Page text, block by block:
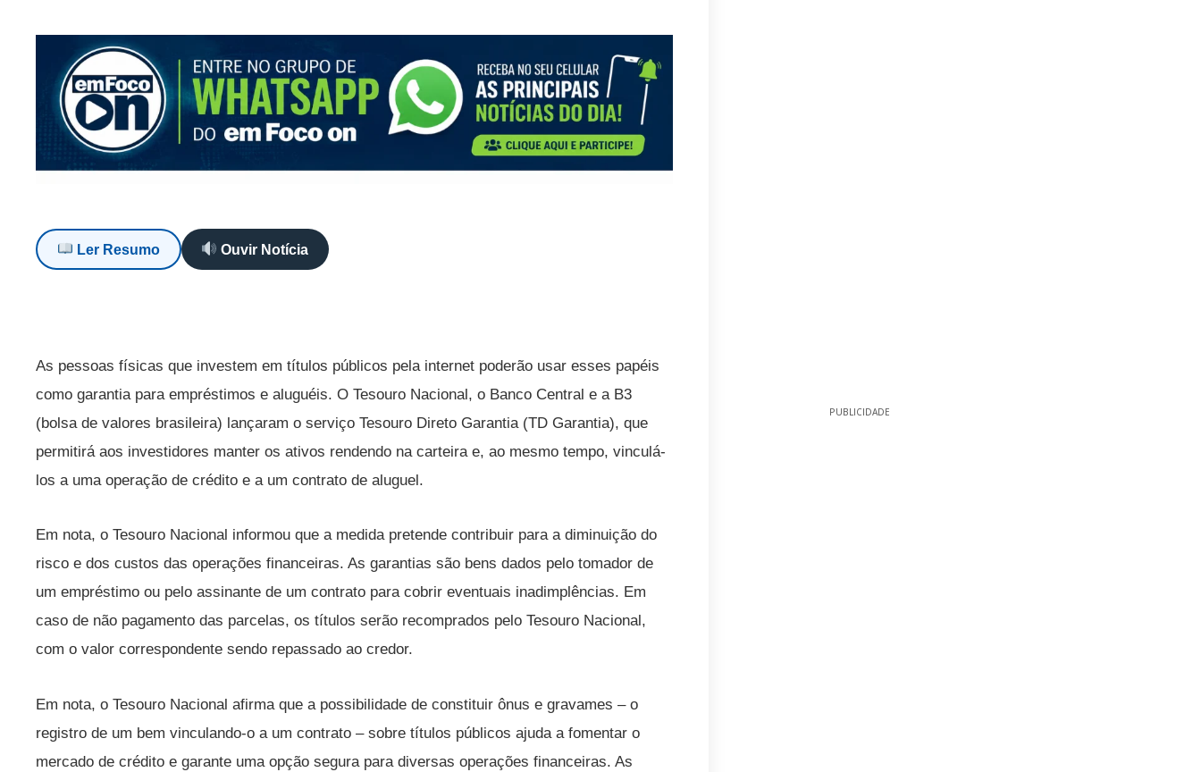
Ler Resumo Ouvir Notícia
As pessoas físicas que investem em títulos públicos pela internet poderão usar esses papéis
como garantia para empréstimos e aluguéis. O Tesouro Nacional, o Banco Central e a B3
(bolsa de valores brasileira) lançaram o serviço Tesouro Direto Garantia (TD Garantia), que
permitirá aos investidores manter os ativos rendendo na carteira e, ao mesmo tempo, vinculá-
los a uma operação de crédito e a um contrato de aluguel.
Em nota, o Tesouro Nacional informou que a medida pretende contribuir para a diminuição do
risco e dos custos das operações financeiras. As garantias são bens dados pelo tomador de
um empréstimo ou pelo assinante de um contrato para cobrir eventuais inadimplências. Em
caso de não pagamento das parcelas, os títulos serão recomprados pelo Tesouro Nacional,
com o valor correspondente sendo repassado ao credor.
Em nota, o Tesouro Nacional afirma que a possibilidade de constituir ônus e gravames – o
registro de um bem vinculando-o a um contrato – sobre títulos públicos ajuda a fomentar o
mercado de crédito e garante uma opção segura para diversas operações financeiras. As
PUBLICIDADE